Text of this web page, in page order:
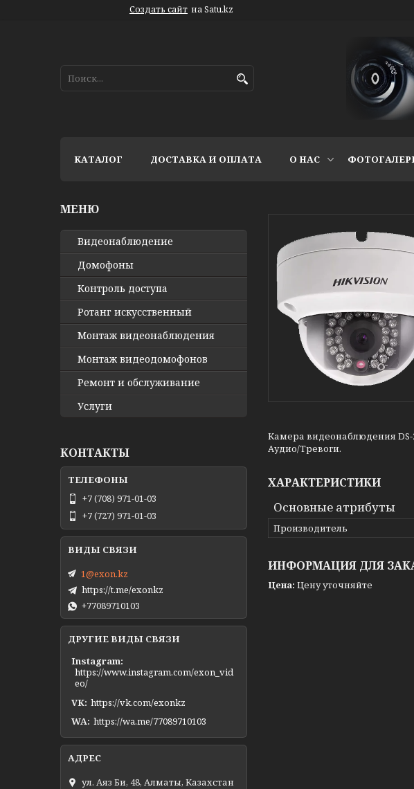
Создать сайт на Satu.kz
КАТАЛОГ ДОСТАВКА И ОПЛАТА О НАС
Камера видеонаблюдения DS-
Аудио/Тревоги.
ХАРАКТЕРИСТИКИ
Основные атрибуты
Производитель
ИНФОРМАЦИЯ ДЛЯ
Цена: Цену уточняйте
Видео­наблюдение
Домофоны
Контроль доступа
Ротанг искусственный
Монтаж видеонаблюдения
Монтаж видеодомофонов
Ремонт и обслуживание
Услуги
КОНТАКТЫ
+7 (708) 971-01-03
+7 (727) 971-01-03
1@exon.kz
https://t.me/exonkz
+77089710103
ДРУГИЕ ВИДЫ СВЯЗИ
Instagram
https://www.instagram.com/exon_vid
eo/
VK https://vk.com/exonkz
WA https://wa.me/77089710103
ул. Аяз Би, 48, Алматы, Казахстан